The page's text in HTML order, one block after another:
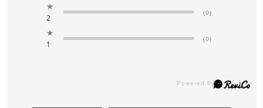
★
2
(0)
★
1
(0)